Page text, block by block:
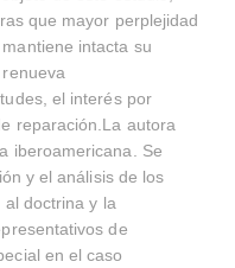
que mayor perplejidad
intacta su
el interés por
reparación.La autora
iberoamericana. Se
y el análisis de los
doctrina y la
de
en el caso